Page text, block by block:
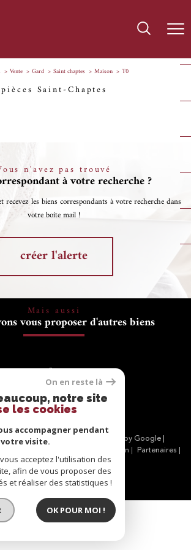
Vente Gard Saint chaptes Maison T0
Saint-Chaptes
n'avez pas trouvé
à votre recherche ?
recevez les biens correspondants à votre recherche dans
votre boîte mail !
créer l'alerte
Mais aussi
vous proposer d'autres biens
Se
connecter
espace propriétaire
réservés | Traduction powered by Google |
Admin
Partenaires
Politique RGPD
Cookies
On en reste là
notre site
les cookies
accompagner pendant
votre visite.
acceptez l'utilisation des
afin de vous proposer des
et réaliser des statistiques !
OK POUR MOI !